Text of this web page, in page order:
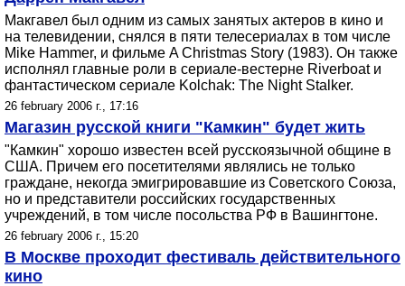
Макгавел был одним из самых занятых актеров в кино и
на телевидении, снялся в пяти телесериалах в том числе
Mike Hammer, и фильме A Christmas Story (1983). Он также
исполнял главные роли в сериале-вестерне Riverboat и
фантастическом сериале Kolchak: The Night Stalker.
26 february 2006 г., 17:16
Магазин русской книги "Камкин" будет жить
"Камкин" хорошо известен всей русскоязычной общине в
США. Причем его посетителями являлись не только
граждане, некогда эмигрировавшие из Советского Союза,
но и представители российских государственных
учреждений, в том числе посольства РФ в Вашингтоне.
26 february 2006 г., 15:20
В Москве проходит фестиваль действительного
кино